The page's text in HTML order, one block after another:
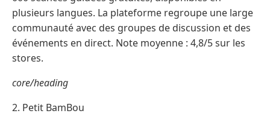
plusieurs langues. La plateforme regroupe une large
communauté avec des groupes de discussion et des
événements en direct. Note moyenne : 4,8/5 sur les
stores.
core/heading
2. Petit BamBou